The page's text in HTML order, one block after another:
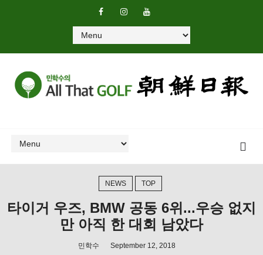
NEWS TOP
타이거 우즈, BMW 공동 6위...우승 없지
만 아직 한 대회 남았다
민학수 September 12, 2018